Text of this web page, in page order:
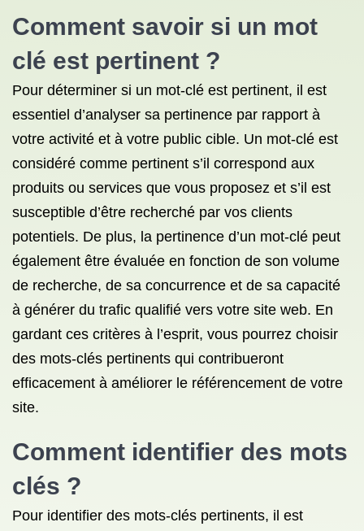
Comment savoir si un mot
clé est pertinent ?
Pour déterminer si un mot-clé est pertinent, il est
essentiel d’analyser sa pertinence par rapport à
votre activité et à votre public cible. Un mot-clé est
considéré comme pertinent s’il correspond aux
produits ou services que vous proposez et s’il est
susceptible d’être recherché par vos clients
potentiels. De plus, la pertinence d’un mot-clé peut
également être évaluée en fonction de son volume
de recherche, de sa concurrence et de sa capacité
à générer du trafic qualifié vers votre site web. En
gardant ces critères à l’esprit, vous pourrez choisir
des mots-clés pertinents qui contribueront
efficacement à améliorer le référencement de votre
site.
Comment identifier des mots
clés ?
Pour identifier des mots-clés pertinents, il est